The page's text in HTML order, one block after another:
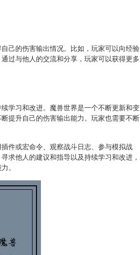
己的伤害输出情况。比如，玩家可以向经验
过与他人的交流和分享，玩家可以获得更多
学习和改进。魔兽世界是一个不断更新和变
提升自己的伤害输出能力。玩家也需要不断
件或宏命令、观察战斗日志、参与模拟战
求他人的建议和指导以及持续学习和改进，
。